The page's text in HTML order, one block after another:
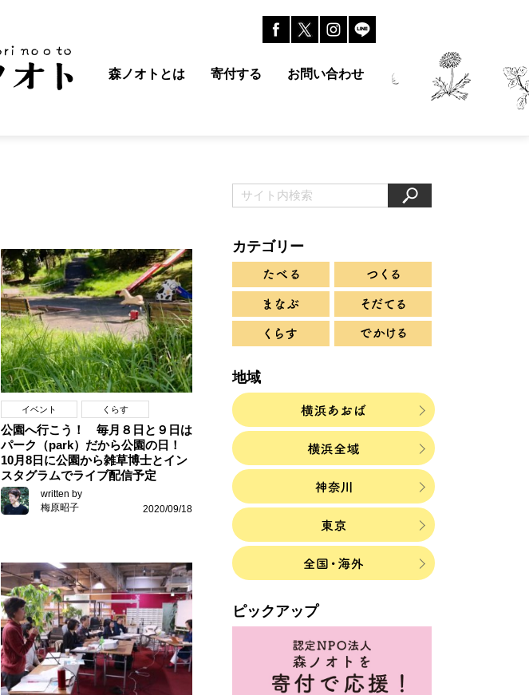
森ノオトとは 寄付する お問い合わせ
イベント くらす
公園へ行こう！ 毎月８日と９日は
パーク（park）だから公園の日！
10月8日に公園から雑草博士とイン
スタグラムでライブ配信予定
written by
梅原昭子
2020/09/18
カテゴリー
地域
ピックアップ